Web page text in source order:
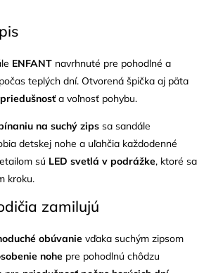
ENFANT navrhnuté pre pohodlné a
teplých dní. Otvorená špička aj päta
a voľnosť pohybu.
na suchý zips sa sandále
detskej nohe a uľahčia každodenné
sú LED svetlá v podrážke, ktoré sa
kroku.
zamilujú
obúvanie vďaka suchým zipsom
nohe pre pohodlnú chôdzu